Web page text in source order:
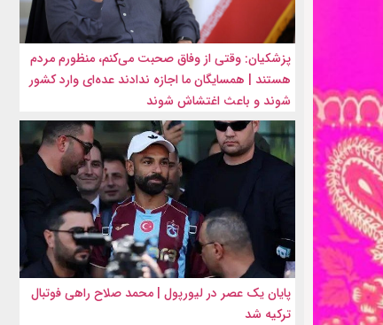
پزشکیان: وقتی از وفاق صحبت می‌کنم، منظورم مردم
هستند | همسایگان ما اجازه ندادند عده‌ای وارد کشور
شوند و باعث اغتشاش شوند
پایان یک عصر در لیورپول | محمد صلاح راهی فوتبال
ترکیه شد